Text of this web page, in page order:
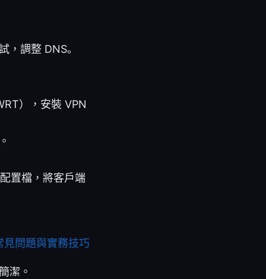
，調整 DNS。
），安裝 VPN
置檔，將客戶端
見問題與實務技巧
潔。